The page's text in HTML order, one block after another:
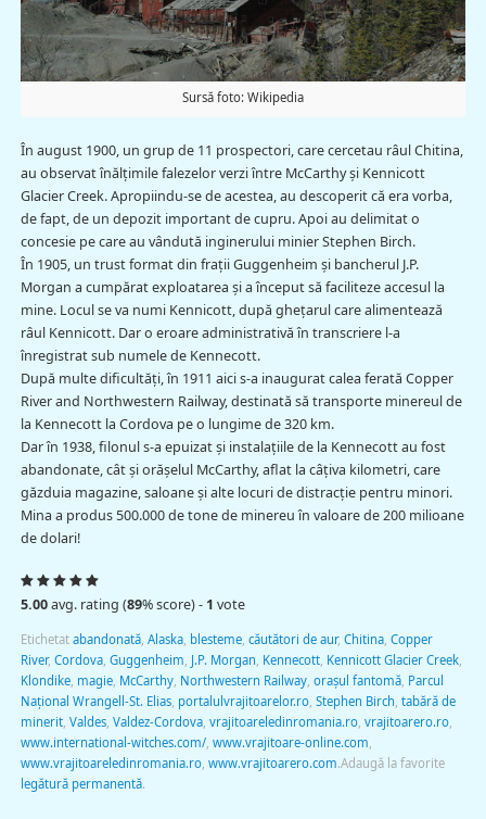
Sursă foto: Wikipedia
În august 1900, un grup de 11 prospectori, care cercetau râul Chitina,
au observat înălţimile falezelor verzi între McCarthy și Kennicott
Glacier Creek. Apropiindu-se de acestea, au descoperit că era vorba,
de fapt, de un depozit important de cupru. Apoi au delimitat o
concesie pe care au vândută inginerului minier Stephen Birch.
În 1905, un trust format din fraţii Guggenheim și bancherul J.P.
Morgan a cumpărat exploatarea și a început să faciliteze accesul la
mine. Locul se va numi Kennicott, după ghețarul care alimentează
râul Kennicott. Dar o eroare administrativă în transcriere l-a
înregistrat sub numele de Kennecott.
După multe dificultăți, în 1911 aici s-a inaugurat calea ferată Copper
River and Northwestern Railway, destinată să transporte minereul de
la Kennecott la Cordova pe o lungime de 320 km.
Dar în 1938, filonul s-a epuizat şi instalaţiile de la Kennecott au fost
abandonate, cât şi orășelul McCarthy, aflat la câțiva kilometri, care
găzduia magazine, saloane și alte locuri de distracție pentru minori.
Mina a produs 500.000 de tone de minereu în valoare de 200 milioane
de dolari!
5.00avg. rating (89% score) - 1 vote
Etichetat abandonată, Alaska, blesteme, căutători de aur, Chitina, Copper
River, Cordova, Guggenheim, J.P. Morgan, Kennecott, Kennicott Glacier Creek,
Klondike, magie, McCarthy, Northwestern Railway, oraşul fantomă, Parcul
Național Wrangell-St. Elias, portalulvrajitoarelor.ro, Stephen Birch, tabără de
minerit, Valdes, Valdez-Cordova, vrajitoareledinromania.ro, vrajitoarero.ro,
www.international-witches.com/, www.vrajitoare-online.com,
www.vrajitoareledinromania.ro, www.vrajitoarero.com.Adaugă la favorite
legătură permanentă.